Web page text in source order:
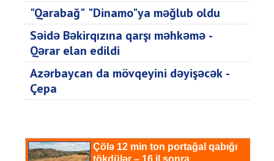
"Qarabağ" "Dinamo"ya məğlub oldu
Səidə Bəkirqızına qarşı məhkəmə -
Qərar elan edildi
Azərbaycan da mövqeyini dəyişəcək -
Çepa